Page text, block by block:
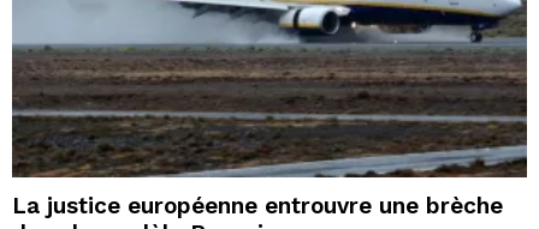
La justice européenne entrouvre une brèche